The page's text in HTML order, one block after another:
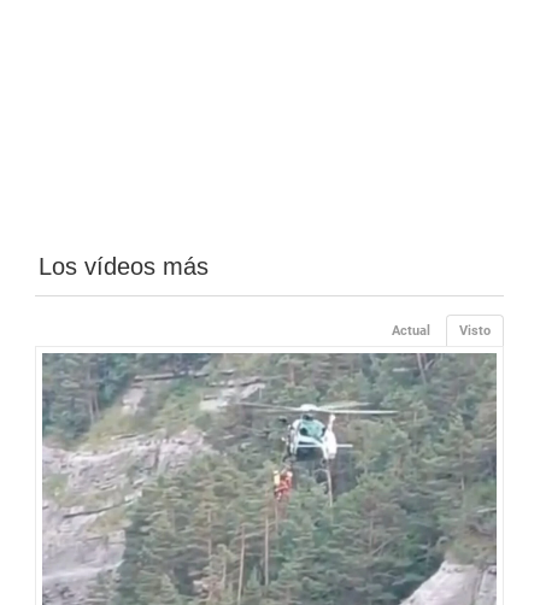
Los vídeos más
Visto
Actual